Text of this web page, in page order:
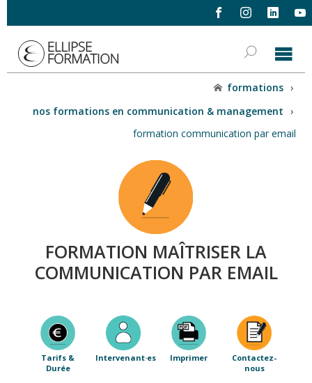
formations ›
nos formations en communication & management ›
formation communication par email
FORMATION MAÎTRISER LA
COMMUNICATION PAR EMAIL
Tarifs &
Durée
Intervenant·es Imprimer
Contactez-
nous